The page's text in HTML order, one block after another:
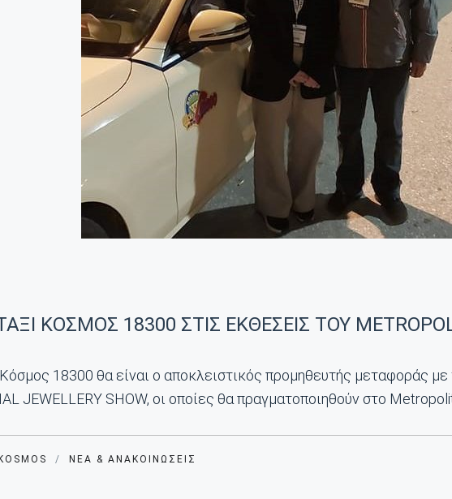
ΚΟΣΜΟΣ 18300 ΣΤΙΣ ΕΚΘΕΣΕΙΣ ΤΟΥ
18300 θα είναι ο αποκλειστικός προμηθευτής μεταφοράς
JEWELLERY SHOW, οι οποίες θα πραγματοποιηθούν στο
/ ΝΈΑ & ΑΝΑΚΟΙΝΏΣΕΙΣ